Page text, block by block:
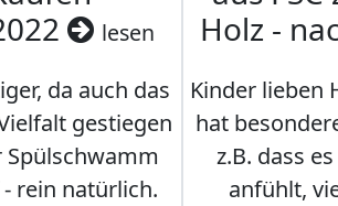
lesen
da auch das
gestiegen
rein natürlich.
Holz -
Kinder lieben
hat
z.B. dass
anfühlt,